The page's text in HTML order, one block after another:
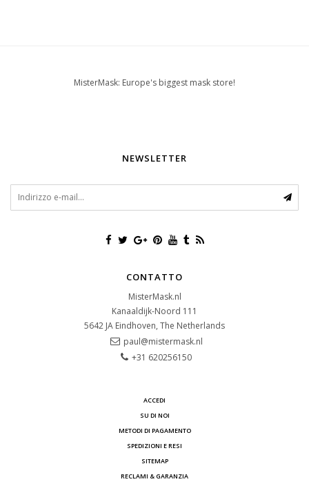
MisterMask: Europe's biggest mask store!
NEWSLETTER
CONTATTO
MisterMask.nl
Kanaaldijk-Noord 111
5642 JA Eindhoven, The Netherlands
paul@mistermask.nl
+31 620256150
ACCEDI
SU DI NOI
METODI DI PAGAMENTO
SPEDIZIONI E RESI
SITEMAP
RECLAMI & GARANZIA